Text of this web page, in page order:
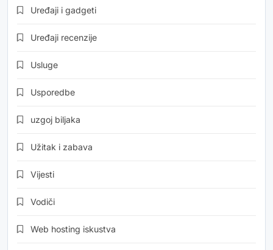
Uređaji i gadgeti
Uređaji recenzije
Usluge
Usporedbe
uzgoj biljaka
Užitak i zabava
Vijesti
Vodiči
Web hosting iskustva